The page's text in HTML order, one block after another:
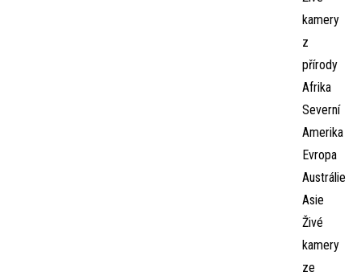
kamery
z
přírody
Afrika
Severní
Amerika
Evropa
Austrálie
Asie
Živé
kamery
ze